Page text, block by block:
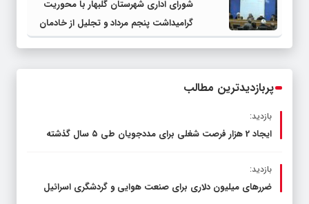
چناران
شورای اداری شهرستان گلبهار با محوریت
گرامیداشت پنجم مرداد و تجلیل از خادمان
عرصه نماز برگزار شد
پربازدیدترین مطالب
بازدید:
ایجاد 2 هزار فرصت شغلی برای مددجویان طی ۵ سال گذشته
بازدید:
ضررهای میلیون دلاری برای صنعت هوایی و گردشگری اسرائیل